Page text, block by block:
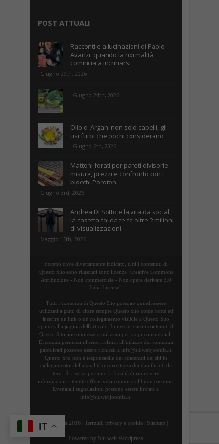
POST ATTUALI
Racconti e allucinazioni di Paolo
Avanzi: quando la normalità
comincia a incrinarsi
Giugno 29th, 2026
Giugno 24th, 2026
Olio di Argan: non solo capelli, gli
usi furbi che pochi considerano
Giugno 6th, 2026
Mattoni forati per pareti divisorie:
misure, prezzi e confronto con i
blocchi Poroton
Giugno 3rd, 2026
Andrea Di Sotto e la vita da social:
la casetta fai da te fa oltre 2 milioni
di visualizzazioni
Maggio 15th, 2026
Eccetto dove diversamente indicato, tutti i contenuti di
Questo Sito sono rilasciati sotto licenza "Creative Commons
Attribuzione - Non commerciale - Non opere derivate 3.0
Italia License".
Tutti i contenuti di Questo Sito possono quindi essere
utilizzati a patto di citare sempre Questo Sito come fonte ed
inserire un link o un collegamento visibile a Questo Sito
oppure alla pagina dell'articolo. In nessun caso i contenuti di
Questo Sito possono essere utilizzati per scopi commerciali.
Eventuali permessi ulteriori relativi all'utilizzo dei contenuti
pubblicati possono essere richiesti a info@sitiwebjoomla.it.
Questo Sito non è responsabile dei contenuti dei siti in
collegamento, della qualità o correttezza dei dati forniti da
terzi. Si riserva pertanto la facoltà di rimuovere
informazioni ritenute offensive o contrarie al buon costume.
Eventuali segnalazioni possono essere inviate a
info@sitiwebjoomla.it.
Copyright 2016 | Termini, privacy e cookie Sitemap
Powered by Siti web Wordpress
IT